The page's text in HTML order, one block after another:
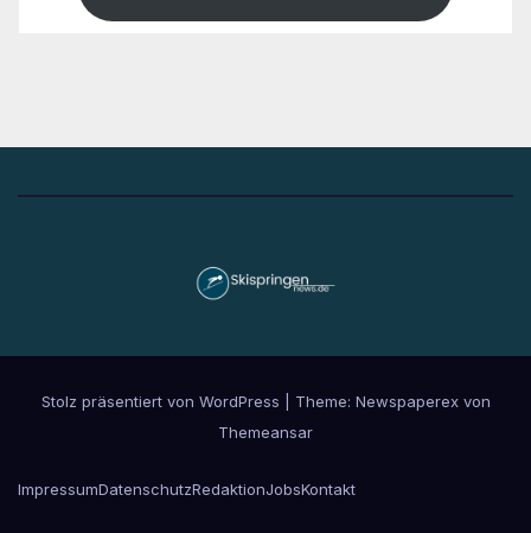
Stolz präsentiert von WordPress
Theme: Newspaperex von
Themeansar
ImpressumDatenschutzRedaktionJobsKontakt